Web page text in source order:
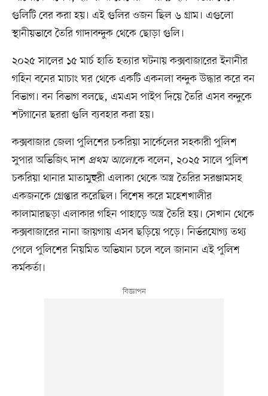
গুলিটি বের করা হয়। এই গুলির ওজন ছিল ৬ গ্রাম। এগুলো
স্থানীয়ভাবে তৈরি গাদাবন্দুক থেকে ছোড়া গুলি।
২০২৫ সালের ১৫ মার্চ হাতি হত্যার ঘটনায় কক্সবাজারের ইনানীর
গহিন বনের মাচাং ঘর থেকে একটি একনলা বন্দুক উদ্ধার করে বন
বিভাগ। বন বিভাগ বলছে, এমএস পাইপ দিয়ে তৈরি এসব বন্দুকে
শটগানের ছররা গুলি ব্যবহার করা হয়।
কক্সবাজার জেলা পুলিশের চকরিয়া সার্কেলের সহকারী পুলিশ
সুপার অভিজিৎ দাশ প্রথম আলোকে বলেন, ২০২৫ সালে পুলিশ
চকরিয়া থানার মাতামুহুরী এলাকা থেকে অস্ত্র তৈরির সরঞ্জামসহ
একজনকে গ্রেপ্তার করেছিল। বিশেষ করে মহেশখালীর
কালামারছড়া এলাকার গহিন পাহাড়ে অস্ত্র তৈরি হয়। সেখান থেকে
কক্সবাজারের নানা জায়গায় এসব ছড়িয়ে পড়ে। নির্ভরযোগ্য তথ্য
পেলে পুলিশের নিয়মিত অভিযান চলে বলে জানান এই পুলিশ
কর্মকর্তা।